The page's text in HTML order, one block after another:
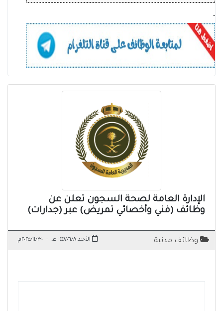
-
الإدارة العامة لصحة السجون تعلن عن
وظائف (فني وأخصائي تمريض) عبر (جدارات)
وظائف مدنية الأحد ١٤٤٧/٦/٨ هـ - ٢٠٢٥/١١/٣٠م